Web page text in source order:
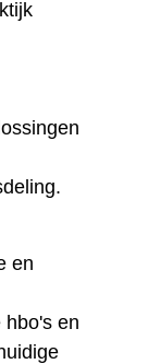
en
hbo's en